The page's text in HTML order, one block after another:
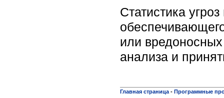
Статистика
или
анализа и
Главная страница - Программные